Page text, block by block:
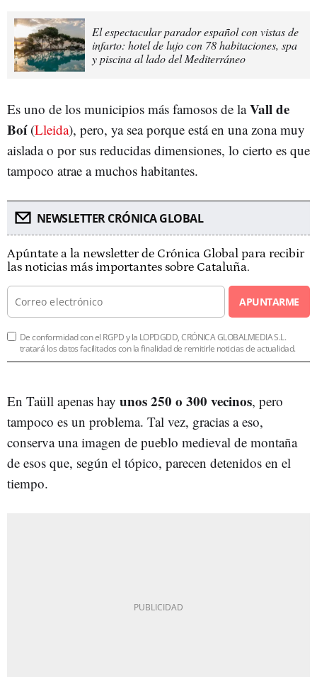
El espectacular parador español con vistas de
infarto: hotel de lujo con 78 habitaciones, spa
y piscina al lado del Mediterráneo
Es uno de los municipios más famosos de laVall de
Boí(Lleida), pero, ya sea porque está en una zona muy
aislada o por sus reducidas dimensiones, lo cierto es que
tampoco atrae a muchos habitantes.
NEWSLETTER CRÓNICA GLOBAL
Apúntate a la newsletter de Crónica Global para recibir
las noticias más importantes sobre Cataluña.
APUNTARME
De conformidad con el RGPD y la LOPDGDD, CRÓNICA GLOBALMEDIA S.L.
tratará los datos facilitados con la finalidad de remitirle noticias de actualidad.
En Taüll apenas hay unos 250 o 300 vecinos, pero
tampoco es un problema. Tal vez, gracias a eso,
conserva una imagen de pueblo medieval de montaña
de esos que, según el tópico, parecen detenidos en el
tiempo.